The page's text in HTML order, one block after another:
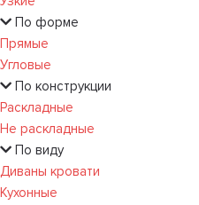
По форме
Прямые
Угловые
По конструкции
Раскладные
Не раскладные
По виду
Диваны кровати
Кухонные